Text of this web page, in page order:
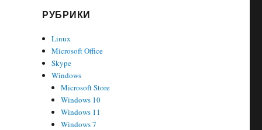
РУБРИКИ
Linux
Microsoft Office
Skype
Windows
Microsoft Store
Windows 10
Windows 11
Windows 7